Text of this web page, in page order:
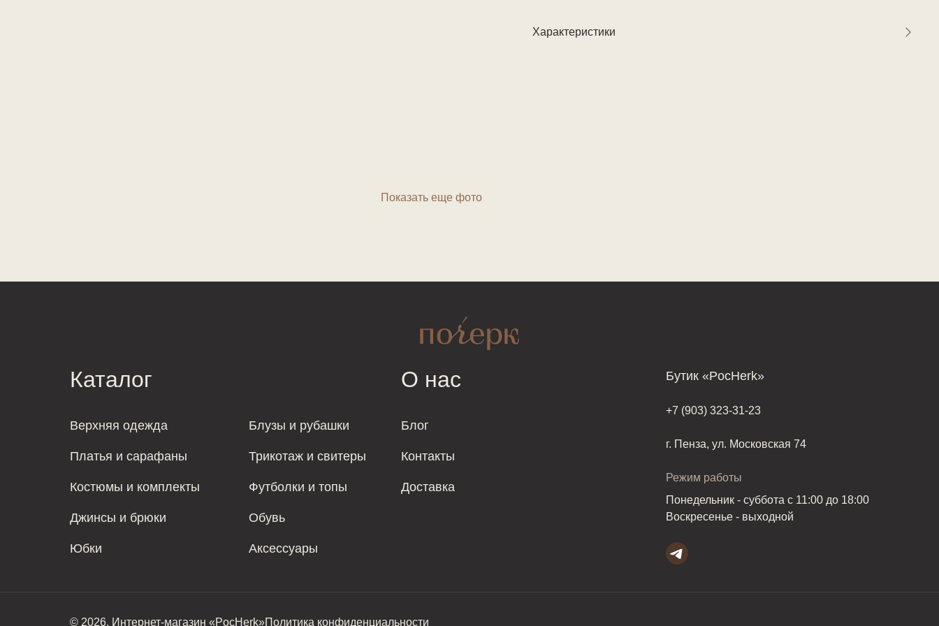
Показать еще фото
Характеристики
Каталог
Верхняя одежда
Платья и сарафаны
Костюмы и комплекты
Джинсы и брюки
Юбки
Блузы и рубашки
Трикотаж и свитеры
Футболки и топы
Обувь
Аксессуары
О нас
Блог
Контакты
Доставка
Бутик «PocHerk»
+7 (903) 323-31-23
г. Пенза, ул. Московская 74
Режим работы
Понедельник - суббота с 11:00 до 18:00
Воскресенье - выходной
© 2026. Интернет-магазин «PocHerk»Политика конфиденциальности